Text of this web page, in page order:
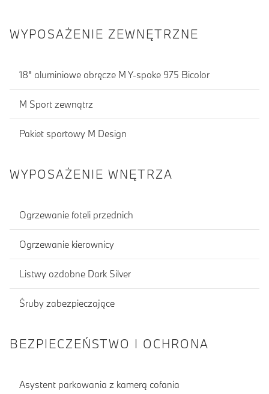
WYPOSAŻENIE ZEWNĘTRZNE
18" aluminiowe obręcze M Y-spoke 975 Bicolor
M Sport zewnątrz
Pakiet sportowy M Design
WYPOSAŻENIE WNĘTRZA
Ogrzewanie foteli przednich
Ogrzewanie kierownicy
Listwy ozdobne Dark Silver
Śruby zabezpieczające
BEZPIECZEŃSTWO I OCHRONA
Asystent parkowania z kamerą cofania